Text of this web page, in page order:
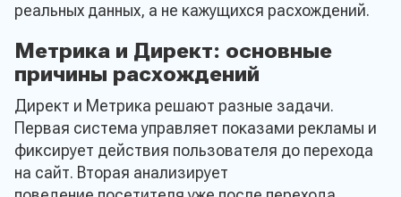
реальных данных, а не кажущихся расхождений.
Метрика и Директ: основные
причины расхождений
Директ и Метрика решают разные задачи.
Первая система управляет показами рекламы и
фиксирует действия пользователя до перехода
на сайт. Вторая анализирует